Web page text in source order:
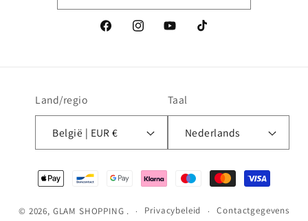
FacebookInstagramYouTubeTikTok
Land/regio
België | EUR €
Taal
Nederlands
Betaalmethoden
© 2026, GLAM SHOPPING . Privacybeleid Contactgegevens